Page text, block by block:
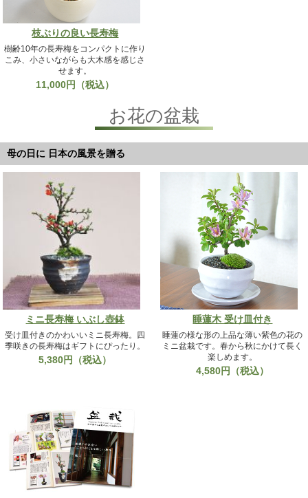
枝ぶりの良い長寿梅
樹齢10年の長寿梅をコンパクトに作り
こみ、小さいながらも大木感を感じさ
せます。
11,000円（税込）
お花の盆栽
母の日に 日本の風景を贈る
ミニ長寿梅 いぶし壺鉢
受け皿付きのかわいいミニ長寿梅。四
季咲きの長寿梅はギフトにぴったり。
5,380円（税込）
睡蓮木 受け皿付き
睡蓮の様な形の上品な薄い紫色の花の
ミニ盆栽です。春から秋にかけて長く
楽しめます。
4,580円（税込）